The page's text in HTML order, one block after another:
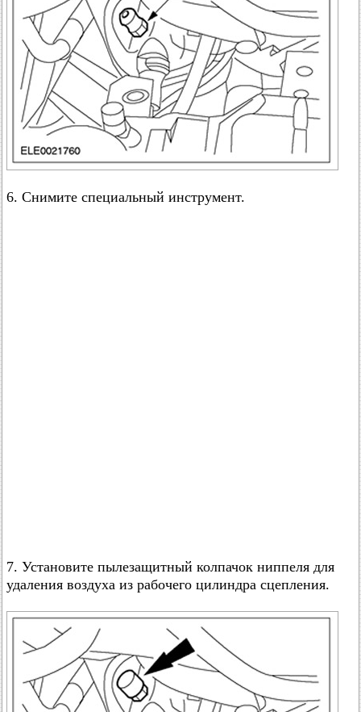
6. Снимите специальный инструмент.
7. Установите пылезащитный колпачок ниппеля для
удаления воздуха из рабочего цилиндра сцепления.